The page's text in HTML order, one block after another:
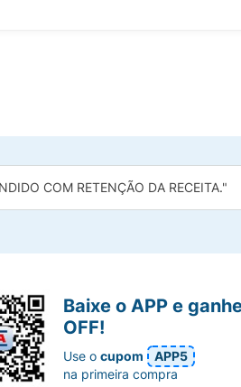
COM RETENÇÃO DA RECEITA."
Baixe o APP e
OFF!
Use ocupom
APP5
na primeira compra